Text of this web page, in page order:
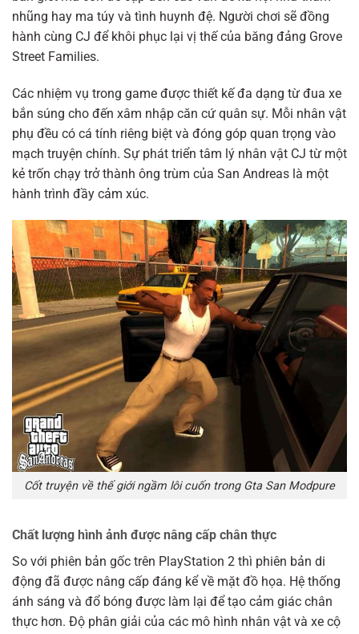
nhũng hay ma túy và tình huynh đệ. Người chơi sẽ đồng
hành cùng CJ để khôi phục lại vị thế của băng đảng Grove
Street Families.
Các nhiệm vụ trong game được thiết kế đa dạng từ đua xe
bắn súng cho đến xâm nhập căn cứ quân sự. Mỗi nhân vật
phụ đều có cá tính riêng biệt và đóng góp quan trọng vào
mạch truyện chính. Sự phát triển tâm lý nhân vật CJ từ một
kẻ trốn chạy trở thành ông trùm của San Andreas là một
hành trình đầy cảm xúc.
Cốt truyện về thế giới ngầm lôi cuốn trong Gta San Modpure
Chất lượng hình ảnh được nâng cấp chân thực
So với phiên bản gốc trên PlayStation 2 thì phiên bản di
động đã được nâng cấp đáng kể về mặt đồ họa. Hệ thống
ánh sáng và đổ bóng được làm lại để tạo cảm giác chân
thực hơn. Độ phân giải của các mô hình nhân vật và xe cộ